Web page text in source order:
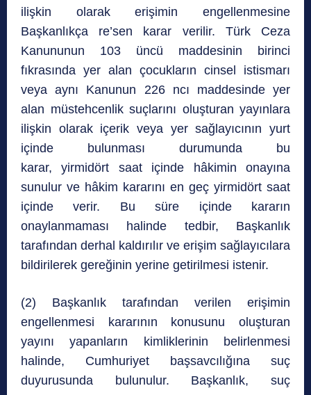
ilişkin olarak erişimin engellenmesine
Başkanlıkça re’sen karar verilir. Türk Ceza
Kanununun 103 üncü maddesinin birinci
fıkrasında yer alan çocukların cinsel istismarı
veya aynı Kanunun 226 ncı maddesinde yer
alan müstehcenlik suçlarını oluşturan yayınlara
ilişkin olarak içerik veya yer sağlayıcının yurt
içinde bulunması durumunda bu
karar, yirmidört saat içinde hâkimin onayına
sunulur ve hâkim kararını en geç yirmidört saat
içinde verir. Bu süre içinde kararın
onaylanmaması halinde tedbir, Başkanlık
tarafından derhal kaldırılır ve erişim sağlayıcılara
bildirilerek gereğinin yerine getirilmesi istenir.
(2) Başkanlık tarafından verilen erişimin
engellenmesi kararının konusunu oluşturan
yayını yapanların kimliklerinin belirlenmesi
halinde, Cumhuriyet başsavcılığına suç
duyurusunda bulunulur. Başkanlık, suç